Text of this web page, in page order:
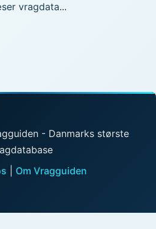
vragdata...
- Danmarks største
Om Vragguiden